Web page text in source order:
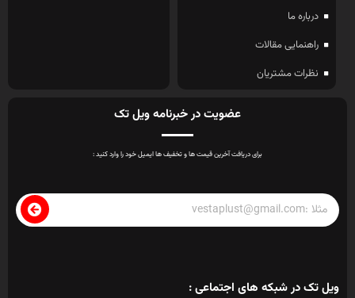
درباره ما
راهنمایی مقالات
نظرات مشتریان
عضویت در خبرنامه ویل تک
برای دریافت آخرین قیمت ها و تخفیف ها ایمیل خود را وارد کنید :
ویل تک در شبکه های اجتماعی :